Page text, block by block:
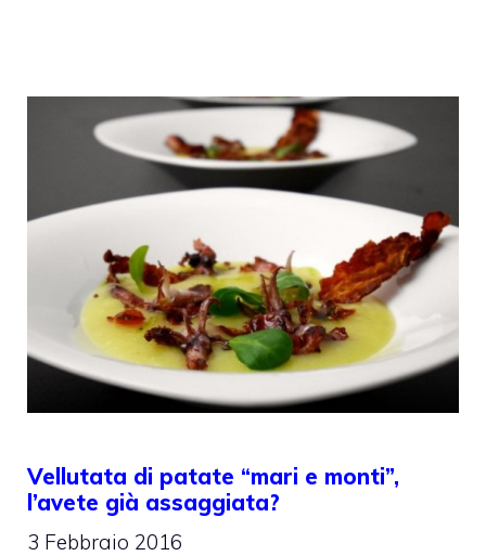
Vellutata di patate “mari e monti”,
l’avete già assaggiata?
3 Febbraio 2016